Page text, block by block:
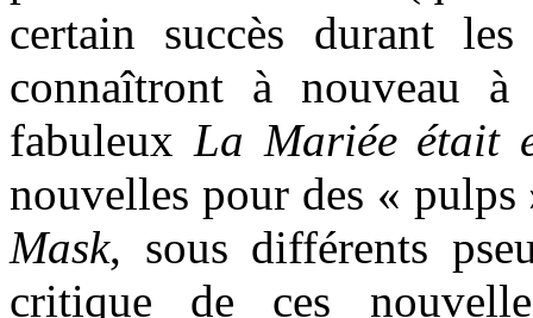
certain succès durant
connaîtront à nouveau
fabuleux La Mariée était
nouvelles pour des «
Mask, sous différents
critique de ces